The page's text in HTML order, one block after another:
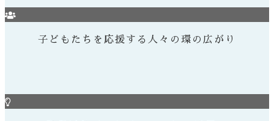
子どもたちを応援する人々の環の広がり